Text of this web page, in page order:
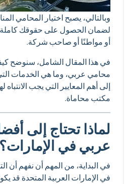
وبالتالي، يصبح اختيار المحامي
لضمان الحصول على حقوقك
أو مواطنًا أو صاحب شركة.
في هذا المقال الشامل، سنوضح
محامي عربي، وما هي الخدمات التي
إلى أهم المعايير التي يجب الانتباه
مكتب محاماة.
لماذا تحتاج إلى
عربي في الإمارات؟
في البداية، من المهم أن نفهم أن
في الإمارات العربية المتحدة قد